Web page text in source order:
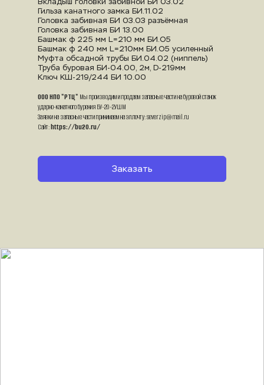
Вкладыш головки забивной БИ 03.02
Гильза канатного замка БИ.11.02
Головка забивная БИ 03.03 разъёмная
Головка забивная БИ 13.00
Башмак ф 225 мм L=210 мм БИ.О5
Башмак ф 240 мм L=210мм БИ.О5 усиленный
Муфта обсадной трубы БИ.04.02 (ниппель)
Труба буровая БИ-04.00, 2м, D-219мм
Ключ КШ-219/244 БИ 10.00
ООО НПО "РТЦ" Мы производим и продаем запасные части на буровой станок
ударно-канатного бурения БУ-20-2УШМ
Заявки на запасные части принимаем на эл.почту: severzip@mail.ru
Сайт: https://bu20.ru/
Заказать